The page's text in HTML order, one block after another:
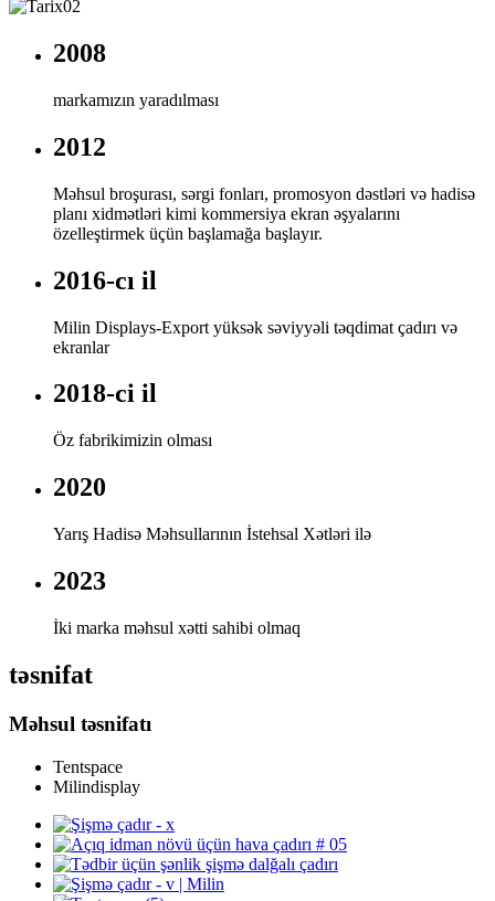
2008
markamızın yaradılması
2012
Məhsul broşurası, sərgi fonları, promosyon dəstləri və hadisə
planı xidmətləri kimi kommersiya ekran əşyalarını
özelleştirmek üçün başlamağa başlayır.
2016-cı il
Milin Displays-Export yüksək səviyyəli təqdimat çadırı və
ekranlar
2018-ci il
Öz fabrikimizin olması
2020
Yarış Hadisə Məhsullarının İstehsal Xətləri ilə
2023
İki marka məhsul xətti sahibi olmaq
təsnifat
Məhsul təsnifatı
Tentspace
Milindisplay